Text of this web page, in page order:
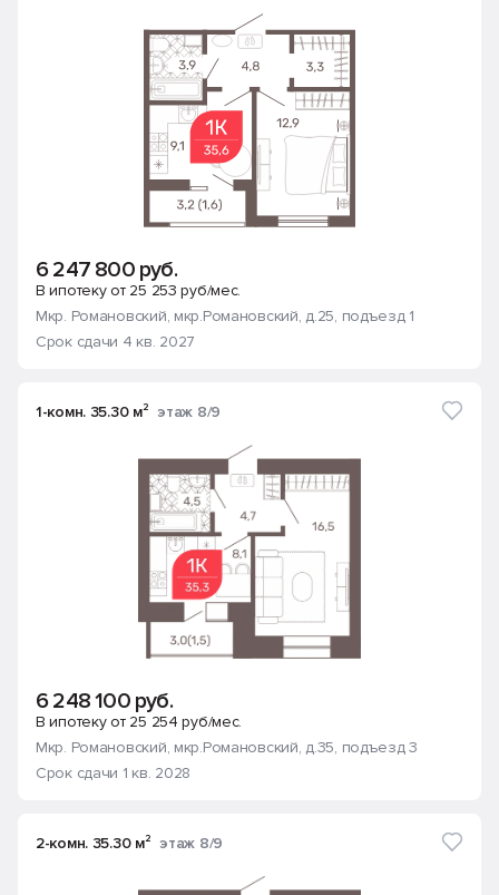
6 247 800 руб.
В ипотеку от 25 253 руб/мес.
Мкр. Романовский, мкр.Романовский, д.25, подъезд 1
Срок сдачи 4 кв. 2027
1-комн. 35.30 м² этаж 8/9
6 248 100 руб.
В ипотеку от 25 254 руб/мес.
Мкр. Романовский, мкр.Романовский, д.35, подъезд 3
Срок сдачи 1 кв. 2028
2-комн. 35.30 м² этаж 8/9